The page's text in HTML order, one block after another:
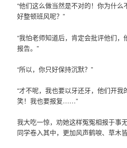
“他们这么做当然是不对的！你为什
好整顿班风呢？”
“我怕老师知道后，肯定会批评他们
报告。”
“所以，你只好保持沉默？”
“才不呢，我也要以牙还牙，他们开
笑！我也要报复……”
我大吃一惊，劝她这样冤冤相报于事
同学卷入其中，更加风声鹤唳、草木皆